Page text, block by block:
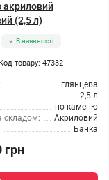
(2,5 л)
В наявності
Код товару: 47332
глянцева
2,5 л
по каменю
складом:
Акриловий
Банка
грн